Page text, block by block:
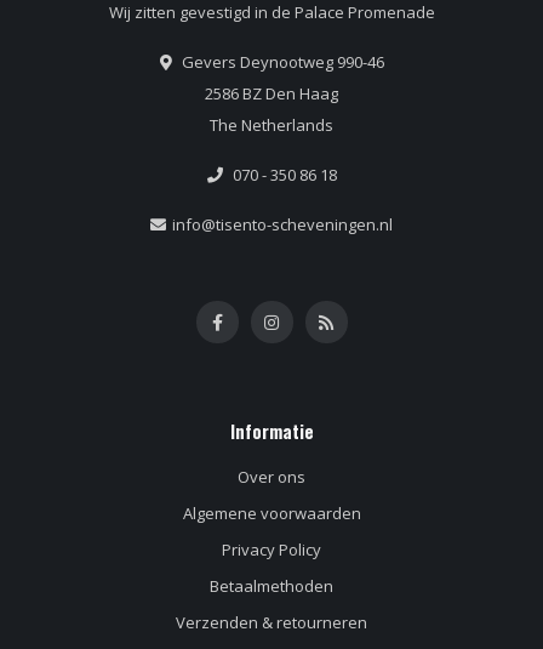
Wij zitten gevestigd in de Palace Promenade
Gevers Deynootweg 990-46
2586 BZ Den Haag
The Netherlands
070 - 350 86 18
info@tisento-scheveningen.nl
Informatie
Over ons
Algemene voorwaarden
Privacy Policy
Betaalmethoden
Verzenden & retourneren